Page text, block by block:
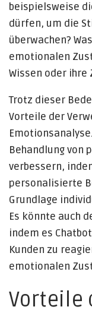
beispielsweise
dürfen, um die
überwachen?
emotionalen
Wissen oder ihre
Trotz dieser
Vorteile der
Behandlung von
verbessern,
personalisierte
Grundlage
Es könnte auch
indem es
Kunden zu
emotionalen
Vorteile